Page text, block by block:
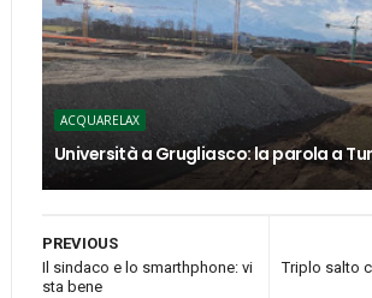
ACQUARELAX
Università a Grugliasco: la parola a
Triplo salto
PREVIOUS
Il sindaco e lo smarthphone: vi
sta bene